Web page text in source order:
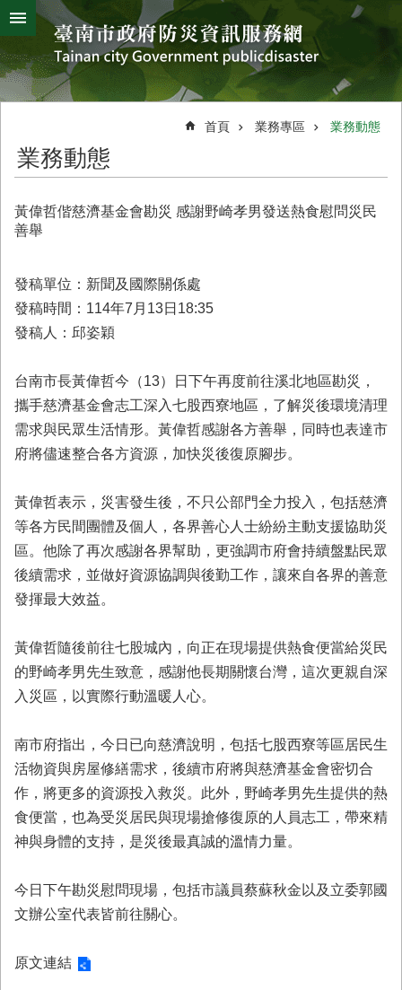
跳到主要內容區塊
搜
尋
進
階
搜
熱
字
颱
風
災
害
救
辦
簡
介
災
新
聞
業
務
專
便
民
服
務
導
覽
回
頁
市
府
首
頁
首頁 業務專區 業務動態
業務動態
黃偉哲偕慈濟基金會勘災 感謝野崎孝男發送熱食慰問災民
善舉
發稿單位：新聞及國際關係處
發稿時間：114年7月13日18:35
發稿人：邱姿穎
台南市長黃偉哲今（13）日下午再度前往溪北地區勘災，
攜手慈濟基金會志工深入七股西寮地區，了解災後環境清理
需求與民眾生活情形。黃偉哲感謝各方善舉，同時也表達市
府將儘速整合各方資源，加快災後復原腳步。
黃偉哲表示，災害發生後，不只公部門全力投入，包括慈濟
等各方民間團體及個人，各界善心人士紛紛主動支援協助災
區。他除了再次感謝各界幫助，更強調市府會持續盤點民眾
後續需求，並做好資源協調與後勤工作，讓來自各界的善意
發揮最大效益。
黃偉哲隨後前往七股城內，向正在現場提供熱食便當給災民
的野崎孝男先生致意，感謝他長期關懷台灣，這次更親自深
入災區，以實際行動溫暖人心。
南市府指出，今日已向慈濟說明，包括七股西寮等區居民生
活物資與房屋修繕需求，後續市府將與慈濟基金會密切合
作，將更多的資源投入救災。此外，野崎孝男先生提供的熱
食便當，也為受災居民與現場搶修復原的人員志工，帶來精
神與身體的支持，是災後最真誠的溫情力量。
今日下午勘災慰問現場，包括市議員蔡蘇秋金以及立委郭國
文辦公室代表皆前往關心。
原文連結